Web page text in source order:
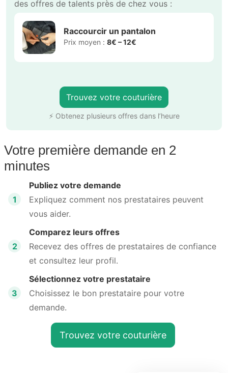
des offres de talents près de chez vous :
Raccourcir un pantalon
Prix moyen : 8€ – 12€
Trouvez votre couturière
⚡ Obtenez plusieurs offres dans l’heure
Votre première demande en 2
minutes
1
Publiez votre demande
Expliquez comment nos prestataires peuvent
vous aider.
2
Comparez leurs offres
Recevez des offres de prestataires de confiance
et consultez leur profil.
3
Sélectionnez votre prestataire
Choisissez le bon prestataire pour votre
demande.
Trouvez votre couturière